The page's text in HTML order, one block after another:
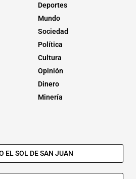
Deportes
Mundo
Sociedad
Política
Cultura
Opinión
Dinero
Minería
EL SOL DE SAN JUAN